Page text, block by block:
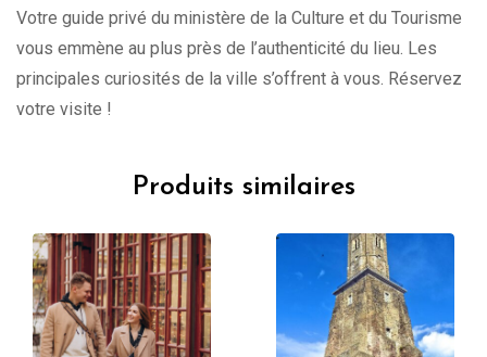
Votre guide privé du ministère de la Culture et du Tourisme
vous emmène au plus près de l’authenticité du lieu. Les
principales curiosités de la ville s’offrent à vous. Réservez
votre visite !
Produits similaires